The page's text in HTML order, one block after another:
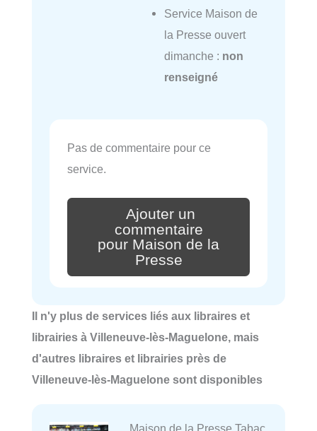
Service Maison de
la Presse ouvert
dimanche : non
renseigné
Pas de commentaire pour ce
service.
Ajouter un
commentaire
pour Maison de la
Presse
Il n'y plus de services liés aux libraires et
librairies à Villeneuve-lès-Maguelone, mais
d'autres libraires et librairies près de
Villeneuve-lès-Maguelone sont disponibles
Maison de la Presse Tabac